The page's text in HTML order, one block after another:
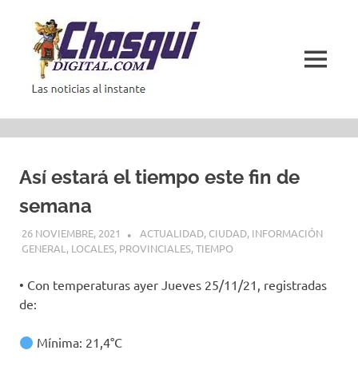
contenido
MENÚ
Así estará el tiempo este fin de
semana
26 NOVIEMBRE, 2021 ACTUALIDAD, CIUDAD, INFORMACIÓN
GENERAL, LOCALES, PROVINCIALES,TIEMPO
• Con temperaturas ayer Jueves 25/11/21, registradas
de:
Mínima: 21,4°C